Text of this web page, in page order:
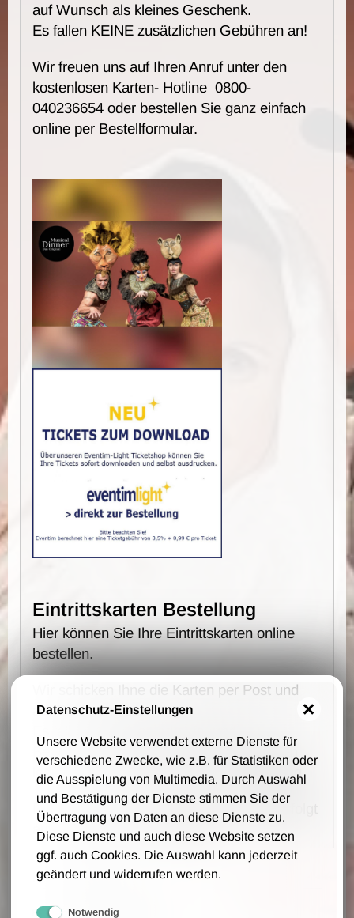
auf Wunsch als kleines Geschenk.
Es fallen KEINE zusätzlichen Gebühren an!
Wir freuen uns auf Ihren Anruf unter den
kostenlosen Karten- Hotline 0800-
040236654 oder bestellen Sie ganz einfach
online per Bestellformular.
Eintrittskarten Bestellung
Hier können Sie Ihre Eintrittskarten online
bestellen.
Wir schicken Ihne die Karten per Post und
auf Rechnung zu.
Bearbeitungsgebühren an - wir berechnen
lediglich 1,00 € Portokosten pro Bestellung.
Die Bestellung, Lieferung und Zahlung erfolgt
auf Grundlage unsere AGB.
Ihre Daten
Firmenname (optional)
Datenschutz-Einstellungen
Unsere Website verwendet externe Dienste für
verschiedene Zwecke, wie z.B. für Statistiken oder
die Ausspielung von Multimedia. Durch Auswahl
und Bestätigung der Dienste stimmen Sie der
Übertragung von Daten an diese Dienste zu.
Diese Dienste und auch diese Website setzen
ggf. auch Cookies. Die Auswahl kann jederzeit
geändert und widerrufen werden.
Notwendig